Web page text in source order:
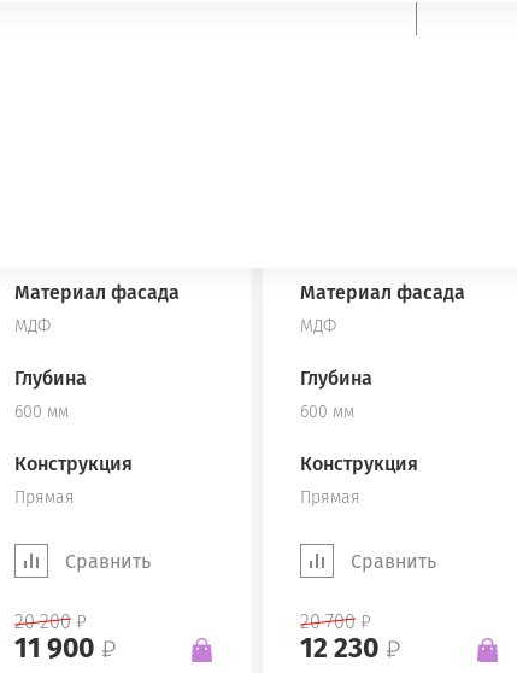
Материал фасада
МДФ
Глубина
600 мм
Конструкция
Прямая
Сравнить
20 200
11 900
Материал фасада
МДФ
Глубина
600 мм
Конструкция
Прямая
Сравнить
20 700
12 230